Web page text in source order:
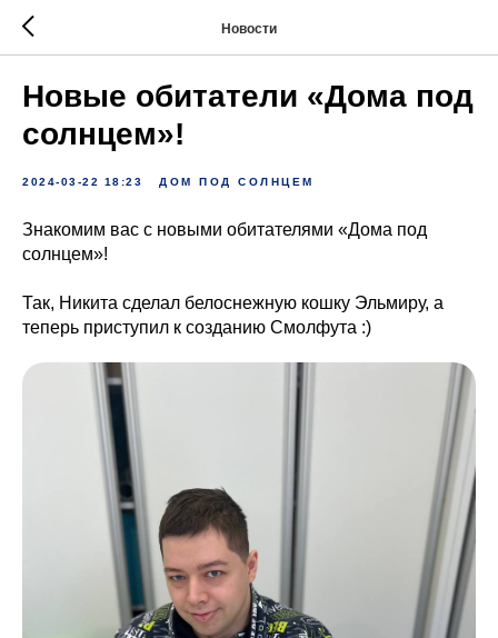
Новости
Новые обитатели «Дома под
солнцем»!
2024-03-22 18:23 ДОМ ПОД СОЛНЦЕМ
Знакомим вас с новыми обитателями «Дома под
солнцем»!
Так, Никита сделал белоснежную кошку Эльмиру, а
теперь приступил к созданию Смолфута :)